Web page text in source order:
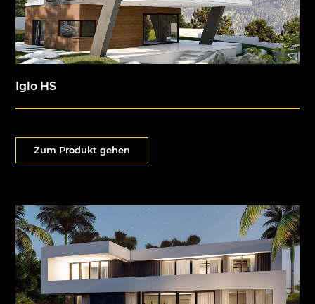
Iglo HS
Zum Produkt gehen